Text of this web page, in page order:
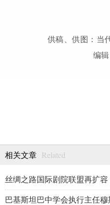
供稿、供图：当
编
相关文章 Related
丝绸之路国际剧院联盟再扩
巴基斯坦巴中学会执行主任